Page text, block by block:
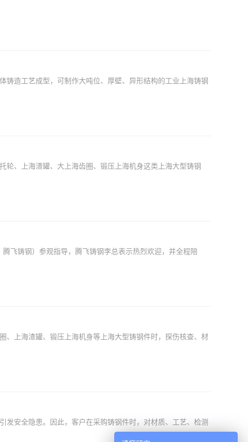
造工艺成型，可制作大吨位、厚壁、异形结构的工业上海铸钢
、上海渣罐、大上海齿圈、锻压上海机身这类上海大型铸钢
飞铸钢）参观指导，腾飞铸钢李总表示热烈欢迎，并全程陪
上海渣罐、锻压上海机身等上海大型铸钢件时，探伤核查、材
安全隐患。因此，客户在采购铸钢件时，对材质、工艺、检测